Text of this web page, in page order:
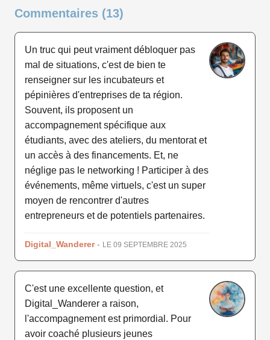
Commentaires (13)
Un truc qui peut vraiment débloquer pas
mal de situations, c'est de bien te
renseigner sur les incubateurs et
pépinières d'entreprises de ta région.
Souvent, ils proposent un
accompagnement spécifique aux
étudiants, avec des ateliers, du mentorat et
un accès à des financements. Et, ne
néglige pas le networking ! Participer à des
événements, même virtuels, c'est un super
moyen de rencontrer d'autres
entrepreneurs et de potentiels partenaires.
Digital_Wanderer- LE 09 SEPTEMBRE 2025
C'est une excellente question, et
Digital_Wanderer a raison,
l'accompagnement est primordial. Pour
avoir coaché plusieurs jeunes